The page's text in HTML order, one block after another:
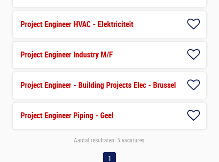
Project Engineer HVAC - Elektriciteit
Project Engineer Industry M/F
Project Engineer - Building Projects Elec - Brussel
Project Engineer Piping - Geel
Aantal resultaten: 5 vacatures
1